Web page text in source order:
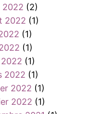
2022 (2)
2022 (1)
(1)
(1)
(1)
2022 (1)
2022 (1)
2022 (1)